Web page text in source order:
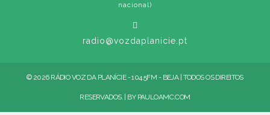
nacional)
radio@vozdaplanicie.pt
© 2026 RÁDIO VOZ DA PLANÍCIE - 104.5FM - BEJA | TODOS OS DIREITOS
RESERVADOS. | BY PAULOAMC.COM